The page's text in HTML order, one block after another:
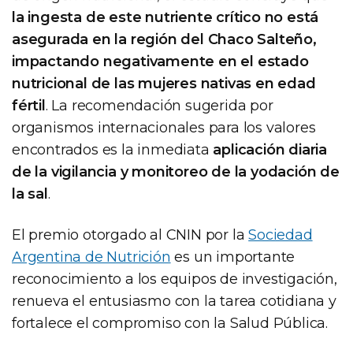
la ingesta de este nutriente crítico no está
asegurada en la región del Chaco Salteño,
impactando negativamente en el estado
nutricional de las mujeres nativas en edad
fértil . La recomendación sugerida por
organismos internacionales para los valores
encontrados es la inmediata aplicación diaria
de la vigilancia y monitoreo de la yodación de
la sal .
El premio otorgado al CNIN por laSociedad
Argentina de Nutrición es un importante
reconocimiento a los equipos de investigación,
renueva el entusiasmo con la tarea cotidiana y
fortalece el compromiso con la Salud Pública.